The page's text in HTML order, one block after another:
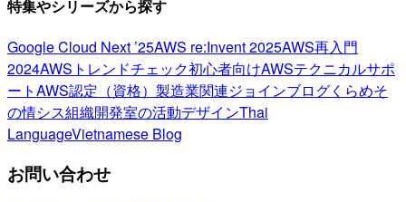
特集やシリーズから探す
Google Cloud Next ’25AWS re:Invent 2025AWS再入門
2024AWSトレンドチェック初心者向けAWSテクニカルサポ
ートAWS認定（資格） 製造業関連ジョインブログくらめそ
の情シス組織開発室の活動デザインThai
LanguageVietnamese Blog
お問い合わせ